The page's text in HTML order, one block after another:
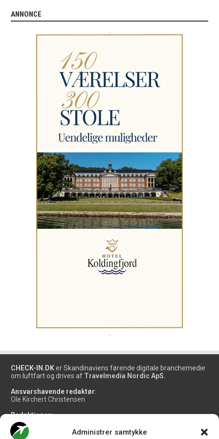
Administrer samtykke
ANNONCE
CHECK-IN.DK er Skandinaviens førende digitale branchemedie
om luftfart og drives af Travelmedia Nordic ApS.
Ansvarshavende redaktør:
Ole Kirchert Christensen
Redaktionen:
Christian Granhøj Skouboe
Henrik Baumgarten